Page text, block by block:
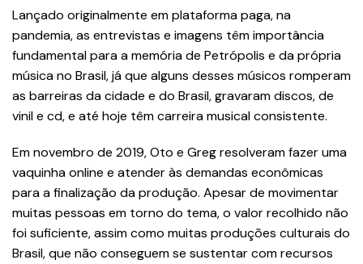
Lançado originalmente em plataforma paga, na
pandemia, as entrevistas e imagens têm importância
fundamental para a memória de Petrópolis e da própria
música no Brasil, já que alguns desses músicos romperam
as barreiras da cidade e do Brasil, gravaram discos, de
vinil e cd, e até hoje têm carreira musical consistente.
Em novembro de 2019, Oto e Greg resolveram fazer uma
vaquinha online e atender às demandas econômicas
para a finalização da produção. Apesar de movimentar
muitas pessoas em torno do tema, o valor recolhido não
foi suficiente, assim como muitas produções culturais do
Brasil, que não conseguem se sustentar com recursos